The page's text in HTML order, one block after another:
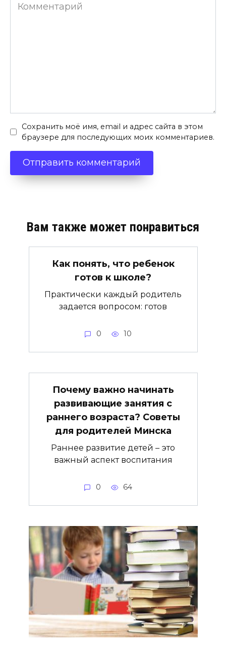
Сохранить моё имя, email и адрес сайта в этом
браузере для последующих моих комментариев.
Вам также может понравиться
Как понять, что ребенок
готов к школе?
Практически каждый родитель
задается вопросом: готов
0 10
Почему важно начинать
развивающие занятия с
раннего возраста? Советы
для родителей Минска
Раннее развитие детей – это
важный аспект воспитания
0 64